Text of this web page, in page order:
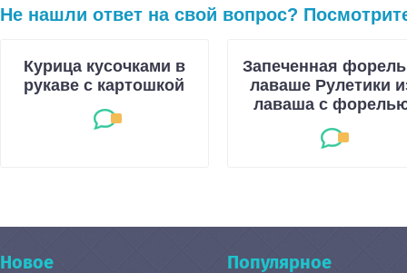
Не нашли ответ на свой вопрос?
Курица кусочками в
рукаве с картошкой
Запеченная
лаваше Рулетики
лаваша с
Новое Популярное